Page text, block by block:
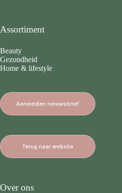
Assortiment
Beauty
Gezondheid
Home & lifestyle
Aanmelden nieuwsbrief
Terug naar website
Over ons